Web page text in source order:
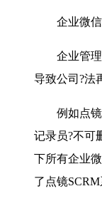
企业微信
企业管理的
导致公司?法
例如点镜
记录员?不可
下所有企业
了点镜